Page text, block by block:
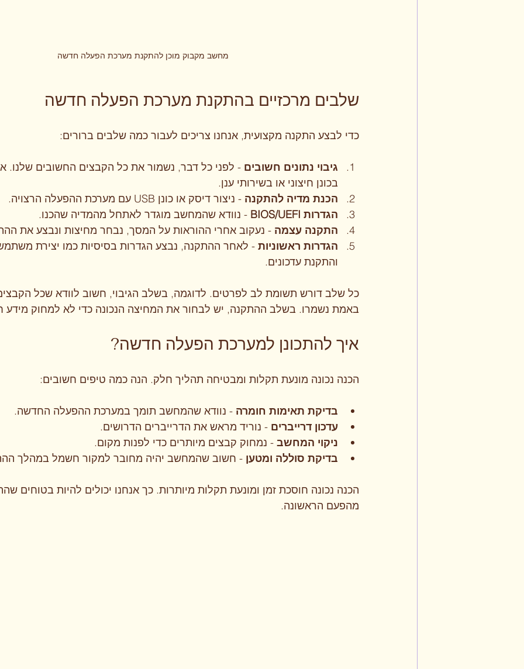
מחשב מקבוק מוכן להתקנת מערכת הפעלה חדשה
שלבים מרכזיים בהתקנת מערכת הפעלה חדשה
כדי לבצע התקנה מקצועית, אנחנו צריכים לעבור כמה שלבים ברורים:
גיבוי נתונים חשובים - לפני כל דבר, נשמור את כל הקבצים החשובים
בכונן חיצוני או בשירותי ענן.
הכנת מדיה להתקנה - ניצור דיסק או כונן USB עם מערכת ההפעלה הרצויה.
הגדרות BIOS/UEFI
- נוודא שהמחשב מוגדר לאתחל מהמדיה שהכנו.
התקנה עצמה - נעקוב אחרי ההוראות על המסך, נבחר מחיצות ונבצע את
הגדרות ראשוניות - לאחר ההתקנה, נבצע הגדרות בסיסיות כמו יצירת
והתקנת עדכונים.
כל שלב דורש תשומת לב לפרטים. לדוגמה, בשלב הגיבוי, חשוב לוודא שכל
באמת נשמרו. בשלב ההתקנה, יש לבחור את המחיצה הנכונה כדי לא למחוק מידע
איך להתכונן למערכת הפעלה חדשה?
הכנה נכונה מונעת תקלות ומבטיחה תהליך חלק. הנה כמה טיפים חשובים:
בדיקת תאימות חומרה - נוודא שהמחשב תומך במערכת ההפעלה החדשה.
עדכון דרייברים - נוריד מראש את הדרייברים הדרושים.
ניקוי המחשב - נמחוק קבצים מיותרים כדי לפנות מקום.
בדיקת סוללה ומטען - חשוב שהמחשב יהיה מחובר למקור חשמל במהלך
הכנה נכונה חוסכת זמן ומונעת תקלות מיותרות. כך אנחנו יכולים להיות בטוחים
מהפעם הראשונה.